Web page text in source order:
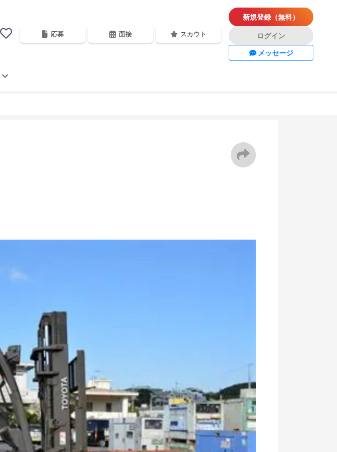
応募 面接 スカウト
新規登録（無料）
ログイン
メッセージ